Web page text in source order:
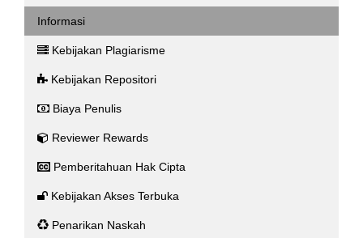
Informasi
Kebijakan Plagiarisme
Kebijakan Repositori
Biaya Penulis
Reviewer Rewards
Pemberitahuan Hak Cipta
Kebijakan Akses Terbuka
Penarikan Naskah